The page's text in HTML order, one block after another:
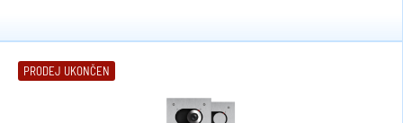
PRODEJ UKONČEN